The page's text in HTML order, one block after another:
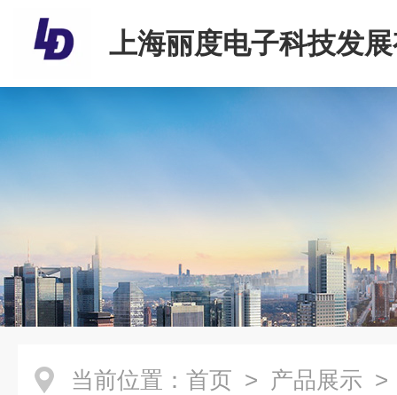
上海丽度电子科技发
司
当前位置： 首页 > 产品展示